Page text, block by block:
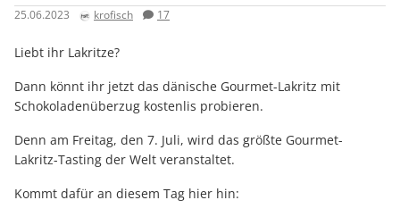
25.06.2023 krofisch 17
Liebt ihr Lakritze?
Dann könnt ihr jetzt das dänische Gourmet-Lakritz mit
Schokoladenüberzug kostenlis probieren.
Denn am Freitag, den 7. Juli, wird das größte Gourmet-
Lakritz-Tasting der Welt veranstaltet.
Kommt dafür an diesem Tag hier hin: